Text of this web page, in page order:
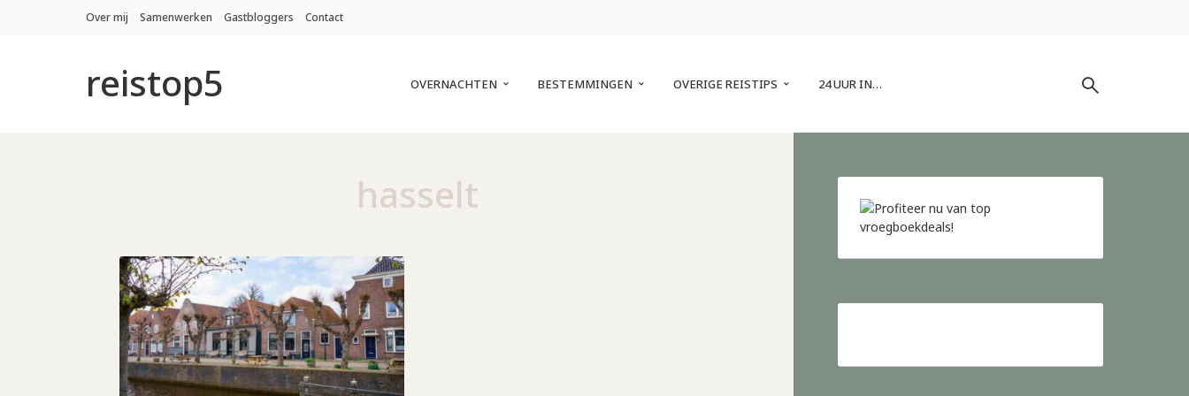
Over mij Samenwerken Gastbloggers Contact
reistop5 OVERNACHTEN BESTEMMINGEN OVERIGE REISTIPS 24 UUR IN…
hasselt